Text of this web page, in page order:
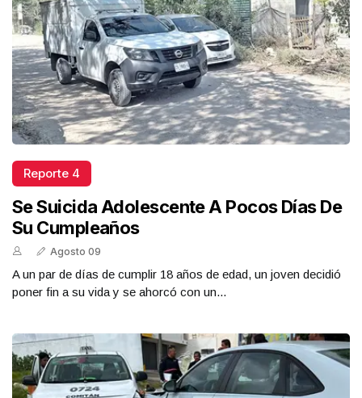
Reporte 4
Se Suicida Adolescente A Pocos Días De
Su Cumpleaños
Agosto 09
A un par de días de cumplir 18 años de edad, un joven decidió
poner fin a su vida y se ahorcó con un...